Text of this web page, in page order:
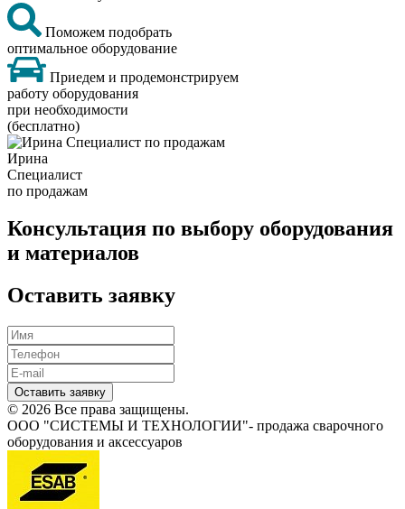
Поможем подобрать
оптимальное оборудование
Приедем и продемонстрируем
работу оборудования
при необходимости
(бесплатно)
Ирина
Специалист
по продажам
Консультация по выбору оборудования
и материалов
Оставить заявку
Оставить заявку
© 2026 Все права защищены.
ООО "СИСТЕМЫ И ТЕХНОЛОГИИ"- продажа сварочного
оборудования и аксессуаров